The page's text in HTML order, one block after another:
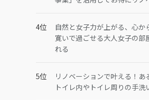
自然と女子力が上がる、心か
寛いで過ごせる大人女子の部
れる
リノベーションで叶える！あ
トイレ内やトイレ周りの手洗